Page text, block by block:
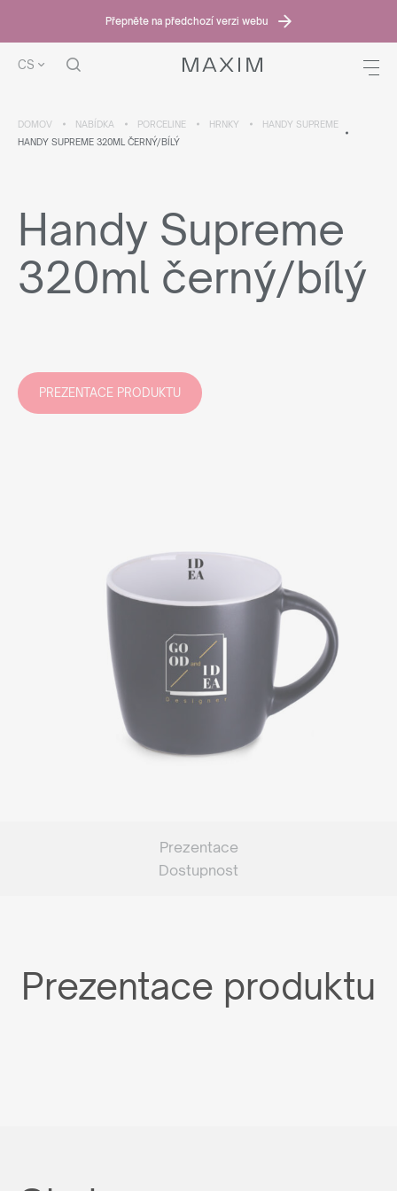
Přepněte na předchozí verzi webu
CS
DOMOV NABÍDKA PORCELINE HRNKY
HANDY SUPREME
HANDY SUPREME 320ML ČERNÝ/BÍLÝ
Handy Supreme
320ml černý/bílý
PREZENTACE PRODUKTU
Prezentace
Dostupnost
Prezentace produktu